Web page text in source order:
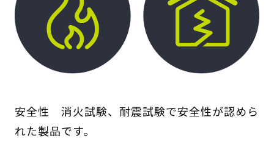
安全性 消火試験、耐震試験で安全性が認めら
れた製品です。